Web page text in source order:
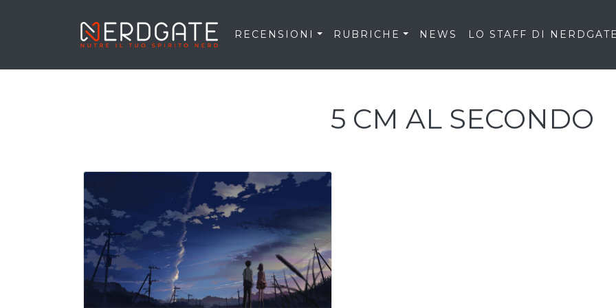
RECENSIONI RUBRICHE NEWS LO STAFF DI
5 CM AL SECONDO